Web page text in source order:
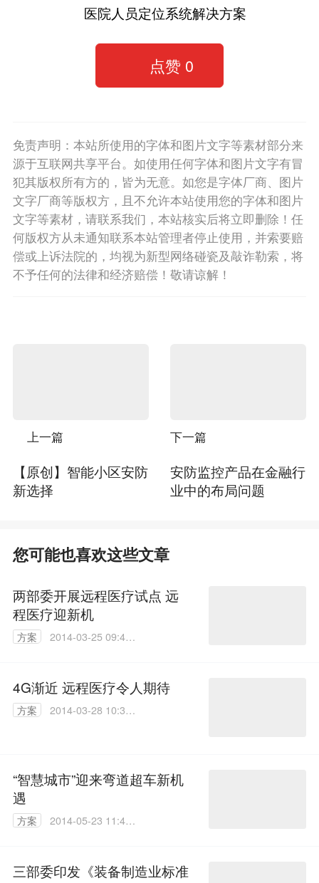
医院人员定位系统解决方案
点赞 0
免责声明：本站所使用的字体和图片文字等素材部分来
源于互联网共享平台。如使用任何字体和图片文字有冒
犯其版权所有方的，皆为无意。如您是字体厂商、图片
文字厂商等版权方，且不允许本站使用您的字体和图片
文字等素材，请联系我们，本站核实后将立即删除！任
何版权方从未通知联系本站管理者停止使用，并索要赔
偿或上诉法院的，均视为新型网络碰瓷及敲诈勒索，将
不予任何的法律和经济赔偿！敬请谅解！
上一篇
【原创】智能小区安防
新选择
下一篇
安防监控产品在金融行
业中的布局问题
您可能也喜欢这些文章
两部委开展远程医疗试点 远
程医疗迎新机
方案
2014-03-25 09:43:
4G渐近 远程医疗令人期待
方案
2014-03-28 10:35:
“智慧城市”迎来弯道超车新机
遇
方案
2014-05-23 11:40:
三部委印发《装备制造业标准